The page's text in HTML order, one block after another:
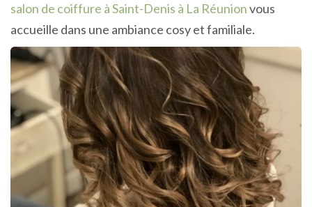
salon de coiffure à Saint-Denis à La Réunionvous
accueille dans une ambiance cosy et familiale.